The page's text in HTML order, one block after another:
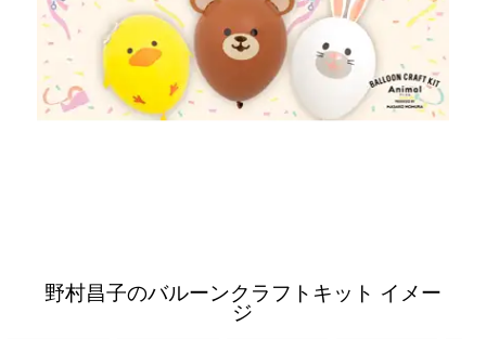
野村昌子のバルーンクラフトキット イメー
ジ